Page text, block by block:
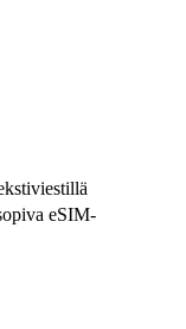
eSIM-